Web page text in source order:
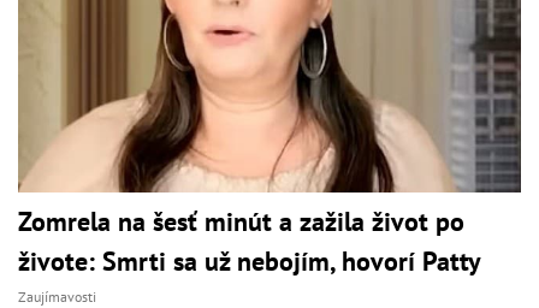
Zomrela na šesť minút a zažila život po
živote: Smrti sa už nebojím, hovorí Patty
Zaujímavosti